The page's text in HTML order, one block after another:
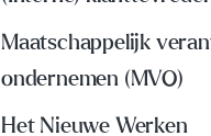
Maatschappelijk
ondernemen (MVO)
Het Nieuwe Werken